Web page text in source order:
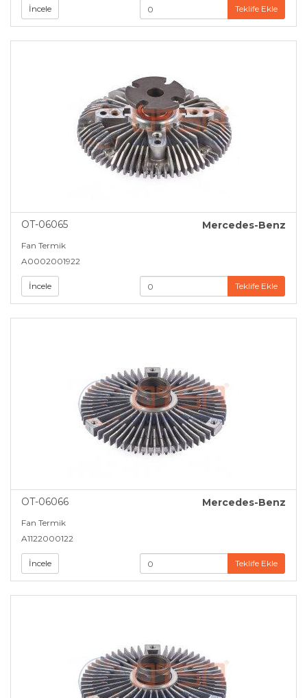
İncele Teklife Ekle
OT-06065 Mercedes-Benz
Fan Termik
A0002001922
İncele Teklife Ekle
OT-06066 Mercedes-Benz
Fan Termik
A1122000122
İncele Teklife Ekle